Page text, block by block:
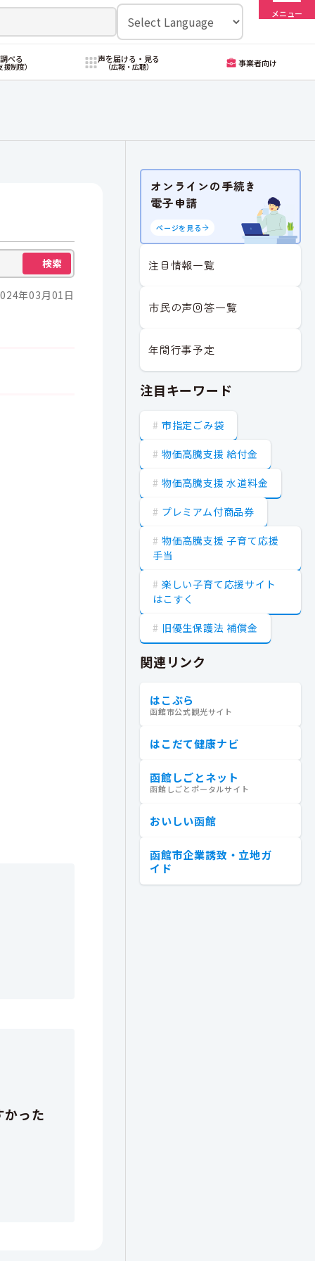
メニュー
べる
援制度）
声を届ける・見る
（広報・広聴） 事業者向け
検索
年03月01日
オンラインの手続き
電子申請
ページを見る
注目情報一覧
市民の声回答一覧
年間行事予定
注目キーワード
市指定ごみ袋
物価高騰支援 給付金
物価高騰支援 水道料金
プレミアム付商品券
物価高騰支援 子育て応援
手当
楽しい子育て応援サイト
はこすく
旧優生保護法 補償金
関連リンク
はこぶら
函館市公式観光サイト
はこだて健康ナビ
函館しごとネット
函館しごとポータルサイト
おいしい函館
函館市企業誘致・立地ガ
イド